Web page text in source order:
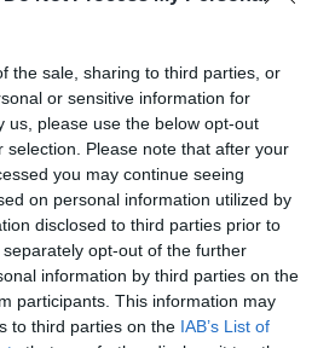
the sale, sharing to third parties, or
or sensitive information for
us, please use the below opt-out
selection. Please note that after your
you may continue seeing
on personal information utilized by
disclosed to third parties prior to
opt-out of the further
information by third parties on the
participants. This information may
to third parties on the IAB’s List of
Foto:David Syphers/Unsplash
după ce a anulat câteva
compania spune că în
la 1.000.SunExpress, companie
și Lufthansa, introduce din 1